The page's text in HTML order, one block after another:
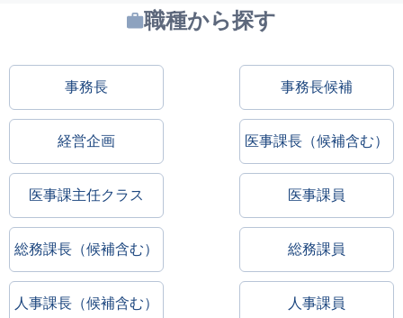
職種から探す
事務長 事務長候補
経営企画 医事課長（候補含む）
医事課主任クラス 医事課員
総務課長（候補含む） 総務課員
人事課長（候補含む） 人事課員